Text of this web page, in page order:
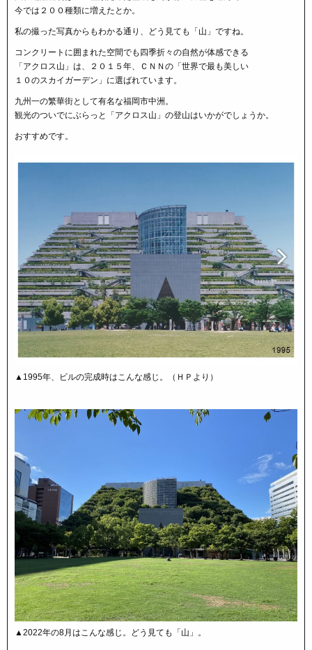
今では２００種類に増えたとか。
私の撮った写真からもわかる通り、どう見ても「山」ですね。
コンクリートに囲まれた空間でも四季折々の自然が体感できる
「アクロス山」は、２０１５年、ＣＮＮの「世界で最も美しい
１０のスカイガーデン」に選ばれています。
九州一の繁華街として有名な福岡市中洲。
観光のついでにぶらっと「アクロス山」の登山はいかがでしょうか。
おすすめです。
▲1995年、ビルの完成時はこんな感じ。（ＨＰより）
▲2022年の8月はこんな感じ。どう見ても「山」。